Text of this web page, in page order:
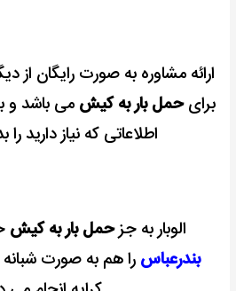
ارائه مشاوره به صورت رایگان از
برایحمل بار به کیش می باشد و
اطلاعاتی که نیاز دارید
الوبار به جزحمل بار به کیش
بندرعباس را هم به صورت